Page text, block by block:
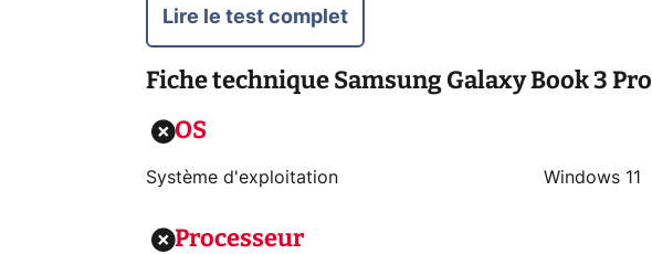
Lire le test complet
Fiche techniqueSamsung Galaxy Book 3 Pro
OS
Système d'exploitation Windows 11
Processeur